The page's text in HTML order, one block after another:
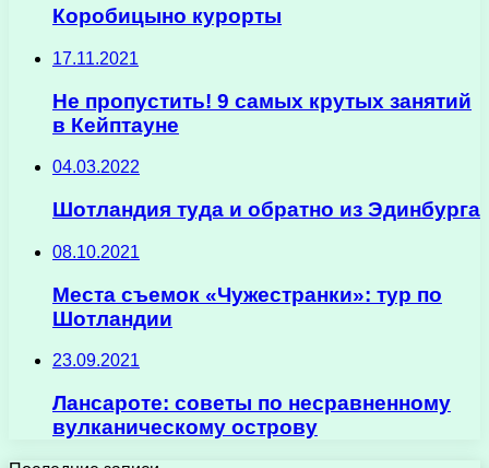
Коробицыно курорты
17.11.2021
Не пропустить! 9 самых крутых занятий
в Кейптауне
04.03.2022
Шотландия туда и обратно из Эдинбурга
08.10.2021
Места съемок «Чужестранки»: тур по
Шотландии
23.09.2021
Лансароте: советы по несравненному
вулканическому острову